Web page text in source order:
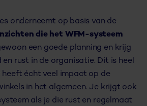
onderneemt op basis van de
die het WFM-systeem
een goede planning en krijg
rust in de organisatie. Dit is heel
écht veel impact op de
in het algemeen. Je krijgt ook
als je die rust en regelmaat